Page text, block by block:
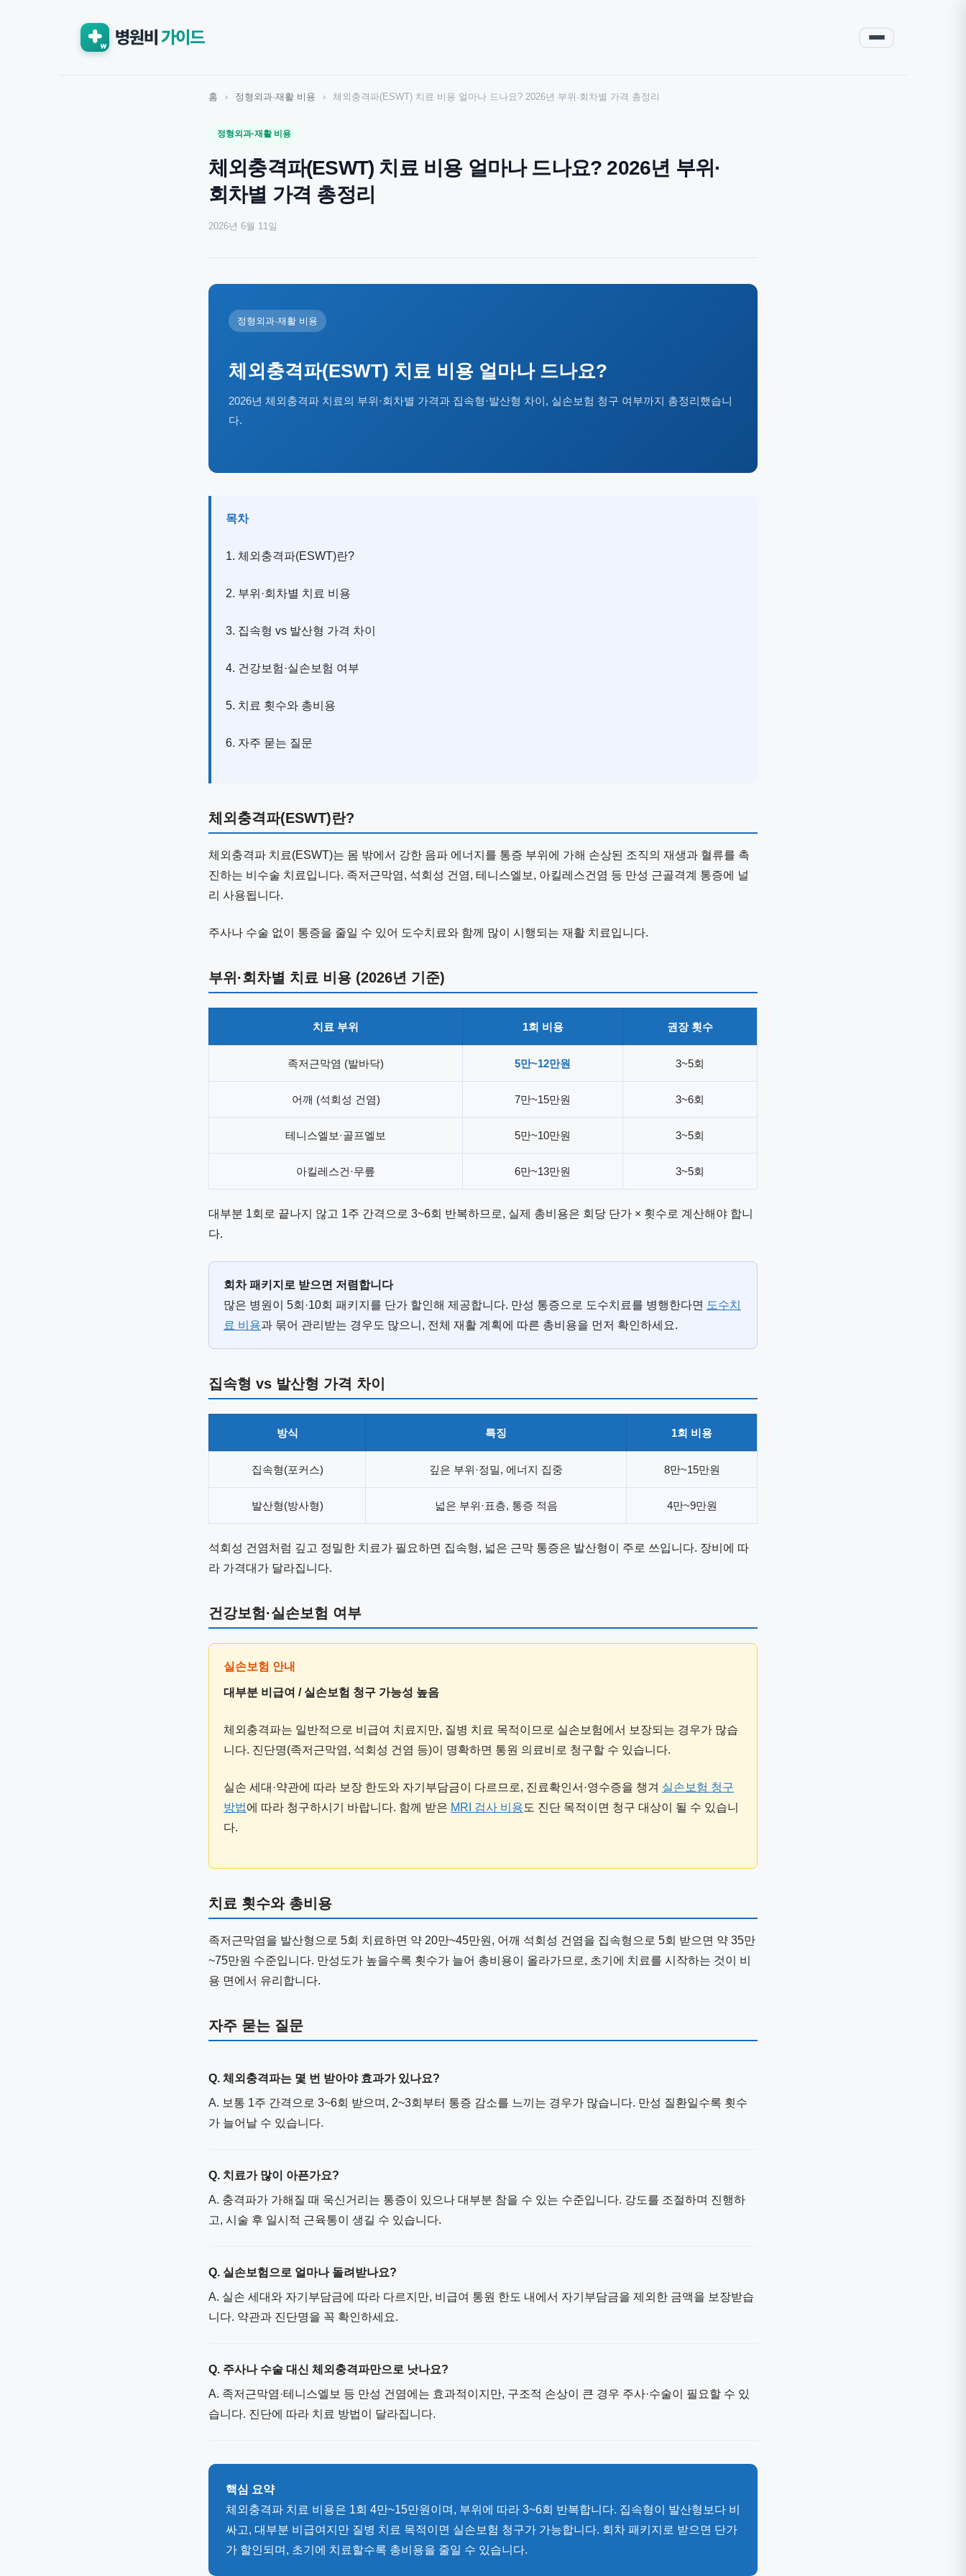
홈 › 정형외과·재활 비용 › 체외충격파(ESWT) 치료 비용 얼마나 드나요? 2026년 부위·회차별 가격 총정리
정형외과·재활 비용
체외충격파(ESWT) 치료 비용 얼마나 드나요? 2026년 부위·
회차별 가격 총정리
2026년 6월 11일
정형외과·재활 비용
체외충격파(ESWT) 치료 비용 얼마나 드나요?
2026년 체외충격파 치료의 부위·회차별 가격과 집속형·발산형 차이, 실손보험 청구 여부까지 총정리했습니
다.
목차
1. 체외충격파(ESWT)란?
2. 부위·회차별 치료 비용
3. 집속형 vs 발산형 가격 차이
4. 건강보험·실손보험 여부
5. 치료 횟수와 총비용
6. 자주 묻는 질문
체외충격파(ESWT)란?
체외충격파 치료(ESWT)는 몸 밖에서 강한 음파 에너지를 통증 부위에 가해 손상된 조직의 재생과 혈류를 촉
진하는 비수술 치료입니다. 족저근막염, 석회성 건염, 테니스엘보, 아킬레스건염 등 만성 근골격계 통증에 널
리 사용됩니다.
주사나 수술 없이 통증을 줄일 수 있어 도수치료와 함께 많이 시행되는 재활 치료입니다.
부위·회차별 치료 비용 (2026년 기준)
치료 부위 1회 비용 권장 횟수
족저근막염 (발바닥) 5만~12만원 3~5회
어깨 (석회성 건염) 7만~15만원 3~6회
테니스엘보·골프엘보 5만~10만원 3~5회
아킬레스건·무릎 6만~13만원 3~5회
대부분 1회로 끝나지 않고 1주 간격으로 3~6회 반복하므로, 실제 총비용은 회당 단가 × 횟수로 계산해야 합니
다.
회차 패키지로 받으면 저렴합니다
많은 병원이 5회·10회 패키지를 단가 할인해 제공합니다. 만성 통증으로 도수치료를 병행한다면 도수치
료 비용과 묶어 관리받는 경우도 많으니, 전체 재활 계획에 따른 총비용을 먼저 확인하세요.
집속형 vs 발산형 가격 차이
방식 특징 1회 비용
집속형(포커스) 깊은 부위·정밀, 에너지 집중 8만~15만원
발산형(방사형) 넓은 부위·표층, 통증 적음 4만~9만원
석회성 건염처럼 깊고 정밀한 치료가 필요하면 집속형, 넓은 근막 통증은 발산형이 주로 쓰입니다. 장비에 따
라 가격대가 달라집니다.
건강보험·실손보험 여부
대부분 비급여 / 실손보험 청구 가능성 높음
체외충격파는 일반적으로 비급여 치료지만, 질병 치료 목적이므로 실손보험에서 보장되는 경우가 많습
니다. 진단명(족저근막염, 석회성 건염 등)이 명확하면 통원 의료비로 청구할 수 있습니다.
실손 세대·약관에 따라 보장 한도와 자기부담금이 다르므로, 진료확인서·영수증을 챙겨 실손보험 청구
방법에 따라 청구하시기 바랍니다. 함께 받은 MRI 검사 비용 도 진단 목적이면 청구 대상이 될 수 있습니
다.
치료 횟수와 총비용
족저근막염을 발산형으로 5회 치료하면 약 20만~45만원, 어깨 석회성 건염을 집속형으로 5회 받으면 약 35만
~75만원 수준입니다. 만성도가 높을수록 횟수가 늘어 총비용이 올라가므로, 초기에 치료를 시작하는 것이 비
용 면에서 유리합니다.
자주 묻는 질문
Q. 체외충격파는 몇 번 받아야 효과가 있나요?
A. 보통 1주 간격으로 3~6회 받으며, 2~3회부터 통증 감소를 느끼는 경우가 많습니다. 만성 질환일수록 횟수
가 늘어날 수 있습니다.
Q. 치료가 많이 아픈가요?
A. 충격파가 가해질 때 욱신거리는 통증이 있으나 대부분 참을 수 있는 수준입니다. 강도를 조절하며 진행하
고, 시술 후 일시적 근육통이 생길 수 있습니다.
Q. 실손보험으로 얼마나 돌려받나요?
A. 실손 세대와 자기부담금에 따라 다르지만, 비급여 통원 한도 내에서 자기부담금을 제외한 금액을 보장받습
니다. 약관과 진단명을 꼭 확인하세요.
Q. 주사나 수술 대신 체외충격파만으로 낫나요?
A. 족저근막염·테니스엘보 등 만성 건염에는 효과적이지만, 구조적 손상이 큰 경우 주사·수술이 필요할 수 있
습니다. 진단에 따라 치료 방법이 달라집니다.
핵심 요약
체외충격파 치료 비용은 1회 4만~15만원이며, 부위에 따라 3~6회 반복합니다. 집속형이 발산형보다 비
싸고, 대부분 비급여지만 질병 치료 목적이면 실손보험 청구가 가능합니다. 회차 패키지로 받으면 단가
가 할인되며, 초기에 치료할수록 총비용을 줄일 수 있습니다.